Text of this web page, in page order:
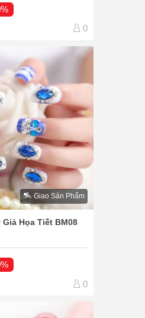
0
Giao Sản Phẩm
Họa Tiết BM08
0